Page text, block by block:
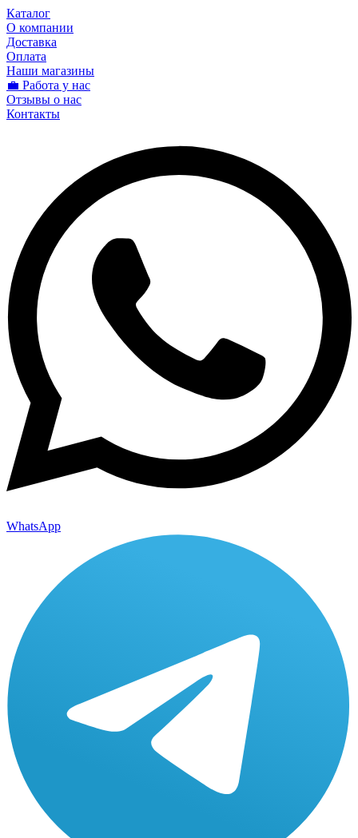
Каталог
О компании
Доставка
Оплата
Наши магазины
💼 Работа у нас
Отзывы о нас
Контакты
WhatsApp